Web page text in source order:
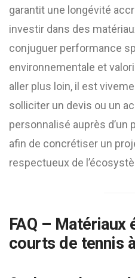
garantit une longévité
investir dans des
conjuguer performance
environnementale et
aller plus loin, il est
solliciter un devis ou un
personnalisé auprès
afin de concrétiser un
respectueux de
FAQ –
courts de tennis